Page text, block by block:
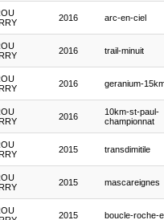
2016 arc-en-ciel
2016 trail-minuit
2016 geranium-
2016
10km-st-paul-
championnat
2015 transdimitile
2015 mascareignes
2015 boucle-roche-